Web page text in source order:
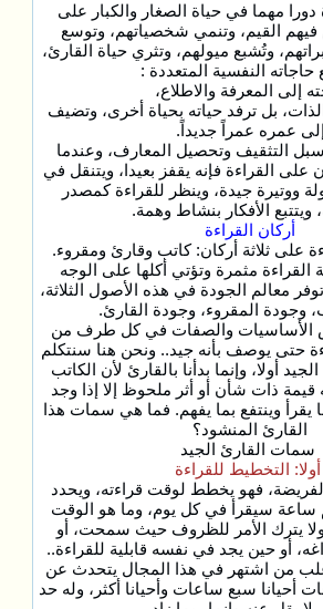
مهما في حياة الصغار والكبار على
فيهم القيم، وتنمي شخصياتهم، وتوسع
وتُشبع ميولهم، وتثري حياة القارئ،
حاجاته النفسية المتعددة :
إلى المعرفة والاطلاع،
بل ترفد حياته بحياة أخرى، وتضيف
إلى عمره عمراً جديداً.
التثقيف وتحصيل المعارف، وعندما
على القراءة فإنه يقفز بعيدا، ويتنقل في
ووتيرة جيدة، وينظر للقراءة كمصدر
ويتتبع الأفكار بنشاط وهمة.
أركان القراءة
على ثلاثة أركان: كاتب وقارئ ومقروء.
مثمرة وتؤتي أكلها على الوجه
معالم الجودة في هذه الأصول الثلاثة،
وجودة المقروء، وجودة القارئ.
الأساسيات والصفات في كل طرف من
حتى يوصف بأنه جيد.. ونحن هنا سنتكلم
أولا، وإنما بدأنا بالقارئ لأن الكاتب
قيمة ذات شأن أو أثر ملحوظ إلا إذا وجد
يقرأ وينتفع بما يفهم. فما هي سمات هذا
القارئ المنشود؟
سمات القارئ الجيد
أولا: التخطيط للقراءة
فهو يخطط لوقت قراءته، ويحدد
ساعة سيقرأ في كل يوم، وما هو الوقت
يترك الأمر للظروف حيث سمحت، أو
أو حين يجد في نفسه قابلية للقراءة..
أغلب من اشتهر في هذا المجال يتحدث عن
أحيانا سبع ساعات وأحيانا أكثر، وله حد